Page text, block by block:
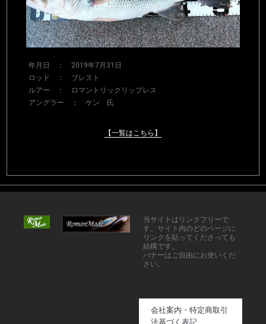
年月日 ： 2019年7月31日
ロッド ： ブレスト
ルアー ： ロマントリックリップレス
アングラー ： ケン 氏
【一覧はこちら】
当サイトはリンクフリーで
す。サイト内のどのページに
リンクを貼ってくださっても
結構です。
バナーはご自由にお使いくだ
さい。
会社案内・特定商取引
法基づく表記